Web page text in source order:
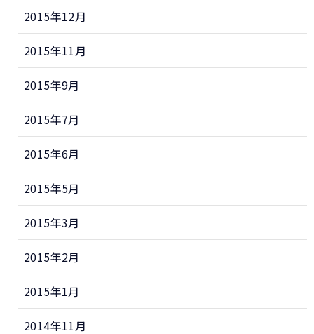
2015年12月
2015年11月
2015年9月
2015年7月
2015年6月
2015年5月
2015年3月
2015年2月
2015年1月
2014年11月